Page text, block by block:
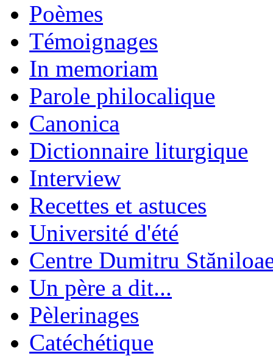
Poèmes
Témoignages
In memoriam
Parole philocalique
Canonica
Dictionnaire liturgique
Interview
Recettes et astuces
Université d'été
Centre Dumitru
Un père a dit...
Pèlerinages
Catéchétique